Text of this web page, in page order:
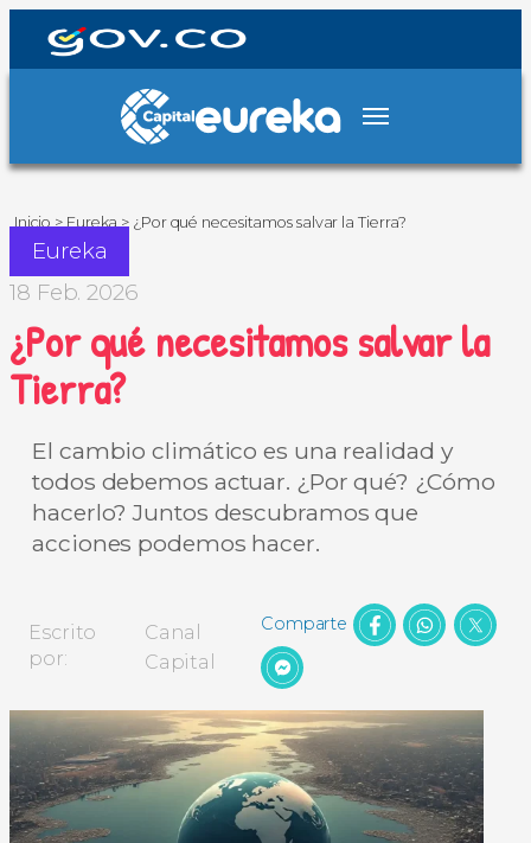
Inicio > Eureka > ¿Por qué necesitamos salvar la Tierra?
Eureka
18 Feb. 2026
¿Por qué necesitamos salvar la
Tierra?
El cambio climático es una realidad y
todos debemos actuar. ¿Por qué? ¿Cómo
hacerlo? Juntos descubramos que
acciones podemos hacer.
Escrito
por:
Canal
Capital
X
Messenger